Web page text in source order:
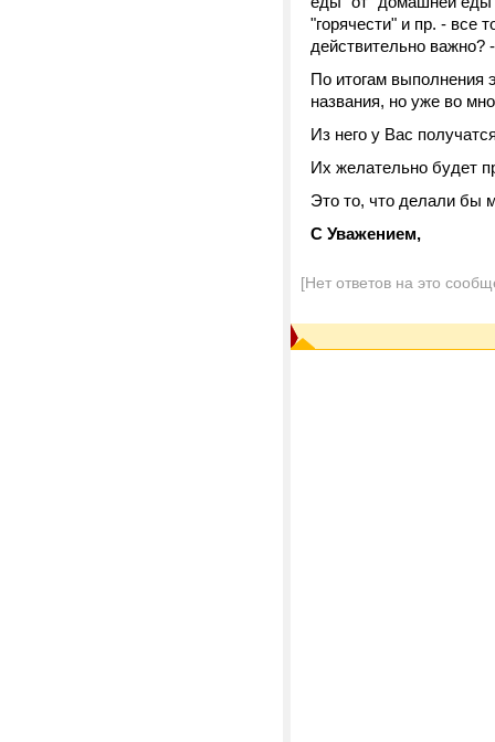
"горячести" и пр. - все
действительно важно?
По итогам выполнения
названия, но уже во
Из него у Вас
Их желательно будет
Это то, что делали бы
С Уважением,
[Нет ответов на это